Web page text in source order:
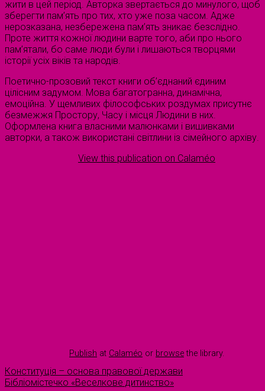
жити в цей період. Авторка звертається до минулого, щоб
зберегти пам’ять про тих, хто уже поза часом. Адже
нерозказана, незбережена пам’ять зникає безслідно.
Проте життя кожної людини варте того, аби про нього
пам’ятали, бо саме люди були і лишаються творцями
історії усіх віків та народів.
Поетично-прозовий текст книги об’єднаний єдиним
цілісним задумом. Мова багатогранна, динамічна,
емоційна. У щемливих філософських роздумах присутнє
безмежжя Простору, Часу і місця Людини в них.
Оформлена книга власними малюнками і вишивками
авторки, а також використані світлини із сімейного архіву.
View this publication on Calaméo
Publish at Calaméo or browsethe library.
Конституція – основа правової держави
Бібліомістечко «Веселкове дитинство»